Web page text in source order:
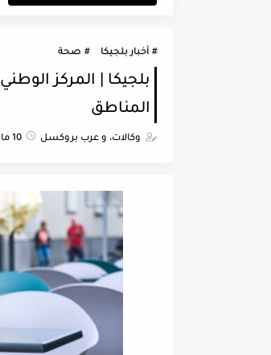
أخبار بلجيكا صحة
المناطق
وكالات، و عرب بروكسل 10 مارس 2021